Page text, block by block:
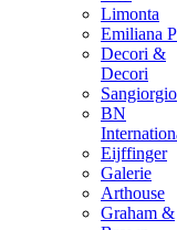
Limonta
Emiliana
Decori &
Decori
Sangiorgio
BN
Eijffinger
Galerie
Arthouse
Graham &